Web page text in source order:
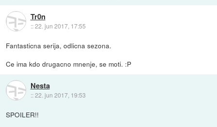
Tr0n
::22. jun 2017, 17:55
Fantasticna serija, odlicna sezona.
Ce ima kdo drugacno mnenje, se moti. :P
Nesta
::22. jun 2017, 19:53
SPOILER!!